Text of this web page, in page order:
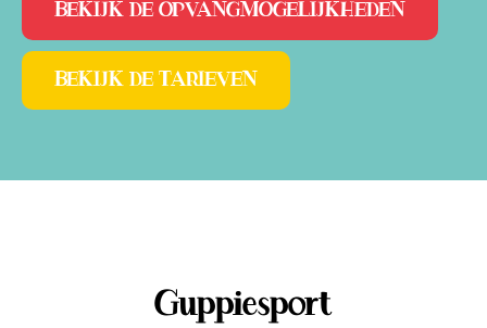
BEKIJK DE OPVANGMOGELIJKHEDEN
BEKIJK DE TARIEVEN
Guppiesport